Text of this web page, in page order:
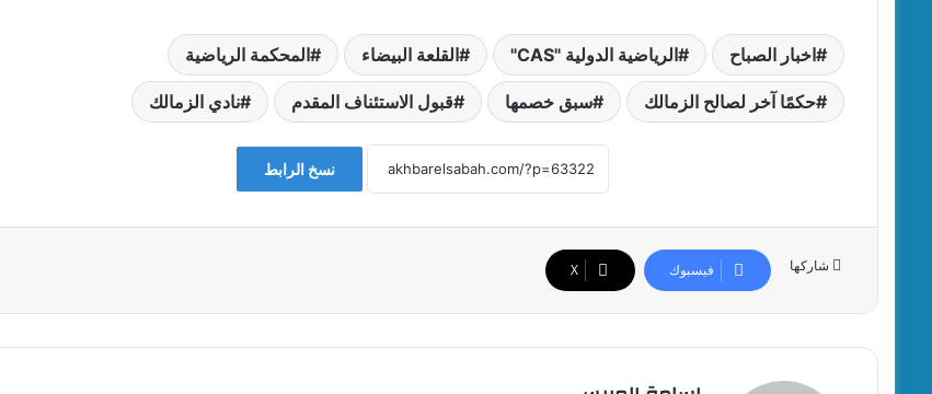
اخبار الصباح الرياضية الدولية "CAS" القلعة البيضاء المحكمة الرياضية
حكمًا آخر لصالح الزمالك سبق خصمها قبول الاستئناف المقدم نادي الزمالك
نسخ الرابط
شاركها فيسبوك ‫X